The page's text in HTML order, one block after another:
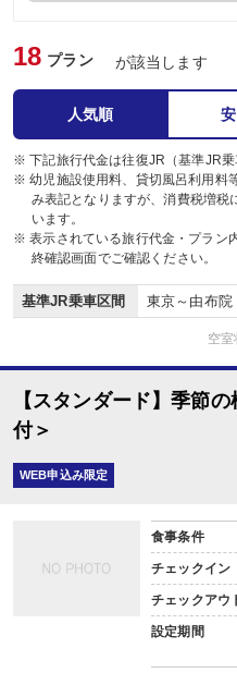
18 プラン が該当します
人気順
※ 下記旅行代金は往復JR（基準JR乗
※ 幼児施設使用料、貸切風呂利用料
み表記となりますが、消費税増税
います。
※ 表示されている旅行代金・プラン
終確認画面でご確認ください。
基準JR乗車区間 東京～由布院
空
【スタンダード】季節
付＞
WEB申込み限定
食事条件
チェックイン
チェックアウ
設定期間